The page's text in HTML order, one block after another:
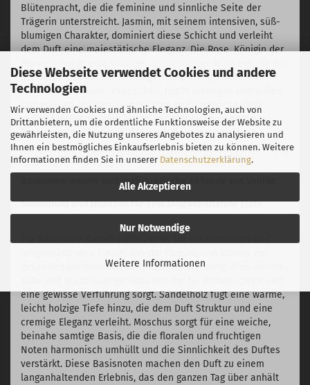
Diese Webseite verwendet Cookies und andere
Technologien
Wir verwenden Cookies und ähnliche Technologien, auch von
Drittanbietern, um die ordentliche Funktionsweise der Website zu
gewährleisten, die Nutzung unseres Angebotes zu analysieren und
Ihnen ein bestmögliches Einkaufserlebnis bieten zu können. Weitere
Informationen finden Sie in unserer Datenschutzerklärung.
Alle Akzeptieren
Nur Notwendige
Weitere Informationen
Blütenpracht, die die feminine und sinnliche Seite der
Trägerin unterstreicht. Jasmin, mit seinem intensiven, süß-
blumigen Charakter, dominiert diese Schicht und verleiht
dem Duft eine majestätische Eleganz. Die Rose, Königin der
Romantik und Raffinesse sorgt. Ylang-Ylang rundet die
Herznote mit seiner exotischen, leicht cremigen und süßen
Duftnote ab, die dem Ganzen eine verführerische Tiefe
verleiht. Diese floralen Noten verschmelzen zu einem
harmonischen Bouquet, das sowohl intensiv als auch
ausgewogen ist und die luxuriöse Natur des Duftes betont.
Basisnote: warme und verführerische Akkorde aus Vanille,
Sandelholz und Moschus für eine langanhaltende Tiefe
gesamten Komposition abrundet. Vanille bringt eine weiche,
eine gewisse Verführung sorgt. Sandelholz fügt eine warme,
leicht holzige Tiefe hinzu, die dem Duft Struktur und eine
cremige Eleganz verleiht. Moschus sorgt für eine weiche,
beinahe samtige Basis, die die floralen und fruchtigen
Noten harmonisch umhüllt und die Sinnlichkeit des Duftes
verstärkt. Diese Basisnoten machen den Duft zu einem
langanhaltenden Erlebnis, das den ganzen Tag über anhält